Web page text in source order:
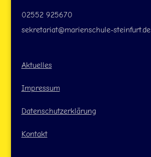
02552 925670
sekretariat@marienschule-steinfurt.de
Aktuelles
Impressum
Datenschutzerklärung
Kontakt